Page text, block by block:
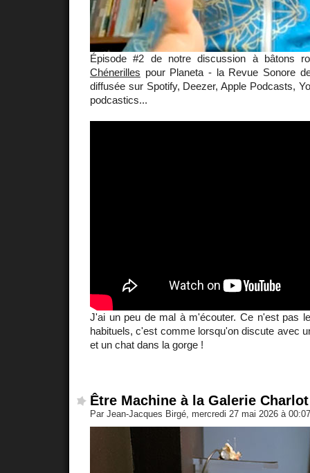
Épisode #2 de notre discussion à bâtons
Chénerilles pour Planeta - la Revue Sonore
diffusée sur Spotify, Deezer, Apple Podcasts,
podcastics...
J'ai un peu de mal à m'écouter. Ce n'est pas
habituels, c'est comme lorsqu'on discute avec
et un chat dans la gorge !
Être Machine à la Galerie Charlot
Par Jean-Jacques Birgé, mercredi 27 mai 2026 à